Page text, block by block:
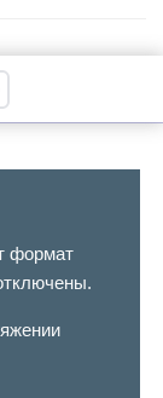
формат